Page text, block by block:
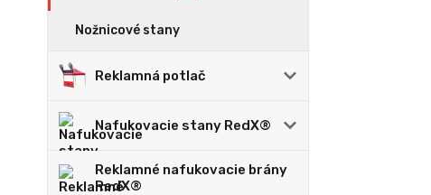
Nožnicové stany
Reklamná potlač
Nafukovacie stany RedX®
Reklamné nafukovacie brány
RedX®